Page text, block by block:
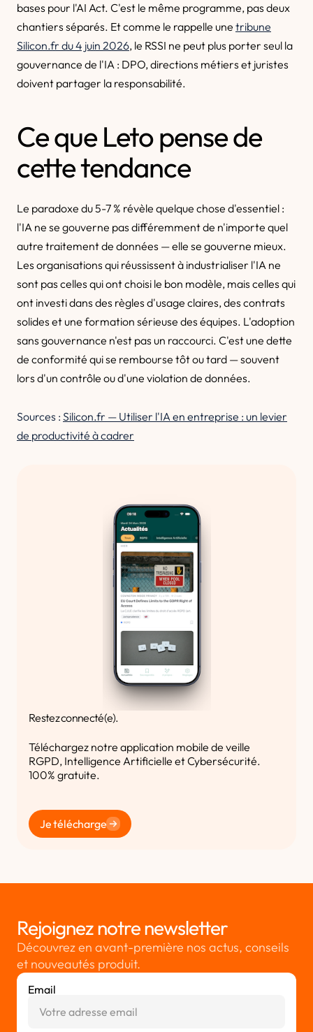
bases pour l'AI Act. C'est le même programme, pas deux
chantiers séparés. Et comme le rappelle une tribune
Silicon.fr du 4 juin 2026, le RSSI ne peut plus porter seul la
gouvernance de l'IA : DPO, directions métiers et juristes
doivent partager la responsabilité.
Ce que Leto pense de
cette tendance
Le paradoxe du 5-7 % révèle quelque chose d'essentiel :
l'IA ne se gouverne pas différemment de n'importe quel
autre traitement de données — elle se gouverne mieux.
Les organisations qui réussissent à industrialiser l'IA ne
sont pas celles qui ont choisi le bon modèle, mais celles qui
ont investi dans des règles d'usage claires, des contrats
solides et une formation sérieuse des équipes. L'adoption
sans gouvernance n'est pas un raccourci. C'est une dette
de conformité qui se rembourse tôt ou tard — souvent
lors d'un contrôle ou d'une violation de données.
Sources : Silicon.fr — Utiliser l'IA en entreprise : un levier
de productivité à cadrer
Restez connecté(e).
Téléchargez notre application mobile de veille
RGPD, Intelligence Artificielle et Cybersécurité.
100% gratuite.
Je télécharge
Rejoignez notre newsletter
Découvrez en avant-première nos actus, conseils
et nouveautés produit.
Email